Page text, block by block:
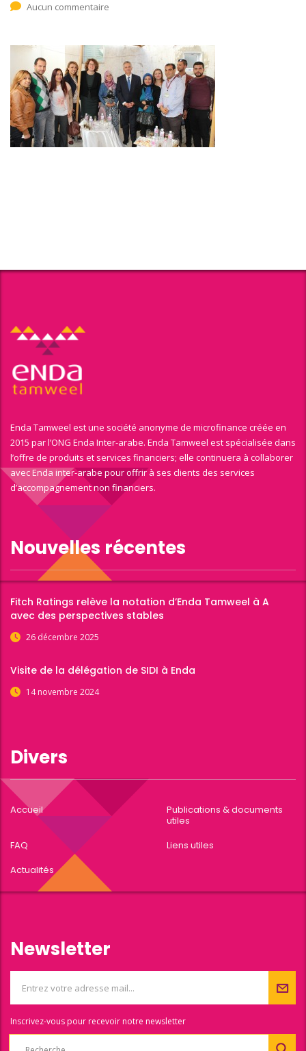
Aucun commentaire
Enda Tamweel est une société anonyme de microfinance créée en
2015 par l’ONG Enda Inter-arabe. Enda Tamweel est spécialisée dans
l’offre de produits et services financiers; elle continuera à collaborer
avec Enda inter-arabe pour offrir à ses clients des services
d’accompagnement non financiers.
Nouvelles récentes
Fitch Ratings relève la notation d’Enda Tamweel à A
avec des perspectives stables
26 décembre 2025
Visite de la délégation de SIDI à Enda
14 novembre 2024
Divers
Accueil
Publications & documents
utiles
FAQ
Liens utiles
Actualités
Newsletter
Inscrivez-vous pour recevoir notre newsletter